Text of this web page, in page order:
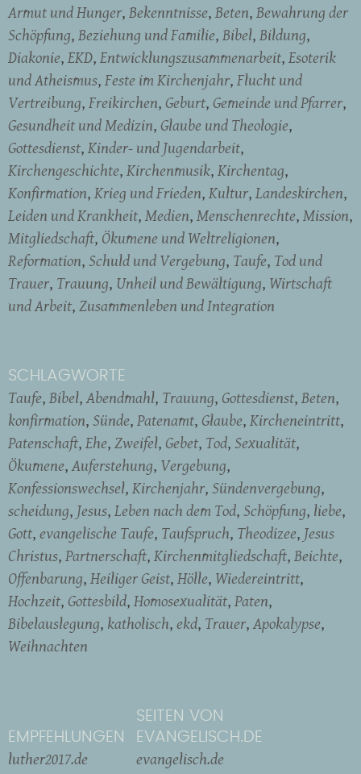
Armut und Hunger Bekenntnisse Beten Bewahrung der
Schöpfung Beziehung und Familie Bibel Bildung
Diakonie EKD Entwicklungszusammenarbeit Esoterik
und Atheismus Feste im Kirchenjahr Flucht und
Vertreibung Freikirchen Geburt Gemeinde und Pfarrer
Gesundheit und Medizin Glaube und Theologie
Gottesdienst Kinder- und Jugendarbeit
Kirchengeschichte Kirchenmusik Kirchentag
Konfirmation Krieg und Frieden Kultur Landeskirchen
Leiden und Krankheit Medien Menschenrechte Mission
Mitgliedschaft Ökumene und Weltreligionen
Reformation Schuld und Vergebung Taufe Tod und
Trauer Trauung Unheil und Bewältigung Wirtschaft
und Arbeit Zusammenleben und Integration
SCHLAGWORTE
Taufe Bibel Abendmahl Trauung Gottesdienst Beten
konfirmation Sünde Patenamt Glaube Kircheneintritt
Patenschaft Ehe Zweifel Gebet Tod Sexualität
Ökumene Auferstehung Vergebung
Konfessionswechsel Kirchenjahr Sündenvergebung
scheidung Jesus Leben nach dem Tod Schöpfung liebe
Gott evangelische Taufe Taufspruch Theodizee Jesus
Christus Partnerschaft Kirchenmitgliedschaft Beichte
Offenbarung Heiliger Geist Hölle Wiedereintritt
Hochzeit Gottesbild Homosexualität Paten
Bibelauslegung katholisch ekd Trauer Apokalypse
Weihnachten
EMPFEHLUNGEN
luther2017.de
SEITEN VON
EVANGELISCH.DE
evangelisch.de